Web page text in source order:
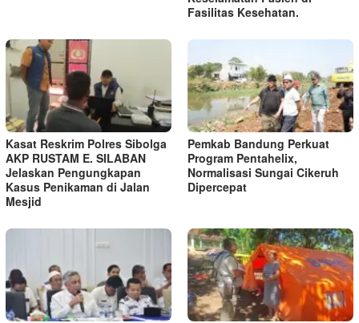
Fasilitas Kesehatan.
Kasat Reskrim Polres Sibolga
AKP RUSTAM E. SILABAN
Jelaskan Pengungkapan
Kasus Penikaman di Jalan
Mesjid
Pemkab Bandung Perkuat
Program Pentahelix,
Normalisasi Sungai Cikeruh
Dipercepat